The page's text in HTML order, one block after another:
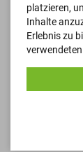
platzieren,
Inhalte
Erlebnis zu